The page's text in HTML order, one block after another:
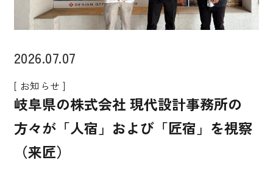
2026.07.07
[ お知らせ ]
岐阜県の株式会社 現代設計事務所の
方々が「人宿」および「匠宿」を視察
（来匠）